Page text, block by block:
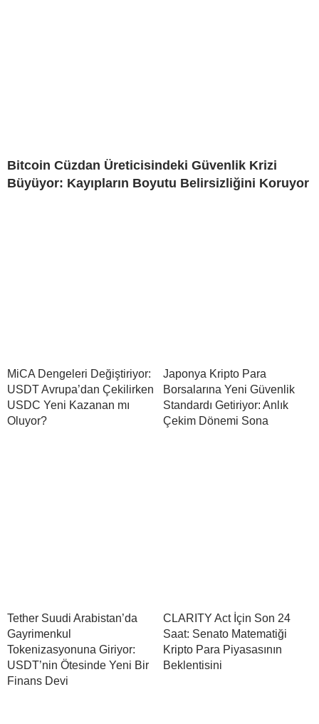
Bitcoin Cüzdan Üreticisindeki Güvenlik Krizi
Büyüyor: Kayıpların Boyutu Belirsizliğini Koruyor
MiCA Dengeleri Değiştiriyor:
USDT Avrupa’dan Çekilirken
USDC Yeni Kazanan mı
Oluyor?
Japonya Kripto Para
Borsalarına Yeni Güvenlik
Standardı Getiriyor: Anlık
Çekim Dönemi Sona
Tether Suudi Arabistan’da
Gayrimenkul
Tokenizasyonuna Giriyor:
USDT’nin Ötesinde Yeni Bir
Finans Devi
CLARITY Act İçin Son 24
Saat: Senato Matematiği
Kripto Para Piyasasının
Beklentisini